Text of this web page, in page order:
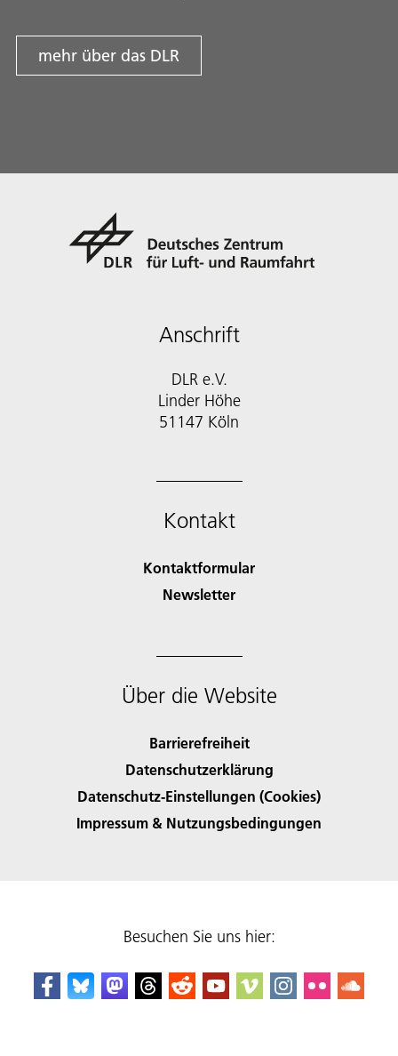
mehr über das DLR
Anschrift
DLR e.V.
Linder Höhe
51147 Köln
Kontakt
Kontaktformular
Newsletter
Über die Website
Barrierefreiheit
Datenschutzerklärung
Datenschutz-Einstellungen (Cookies)
Impressum & Nutzungsbedingungen
Besuchen Sie uns hier: